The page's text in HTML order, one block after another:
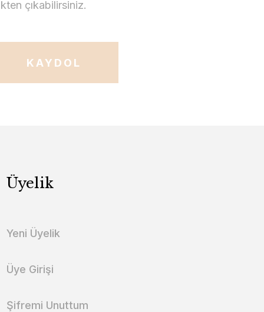
çıkabilirsiniz.
KAYDOL
Üyelik
Yeni Üyelik
Üye Girişi
Şifremi Unuttum